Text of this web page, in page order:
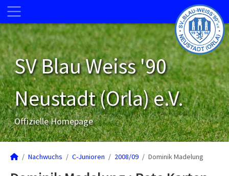
SV Blau Weiss '90
Neustadt (Orla) e.V.
Offizielle Homepage
Nachwuchs C-Junioren 2008/09 Dominik Madelung